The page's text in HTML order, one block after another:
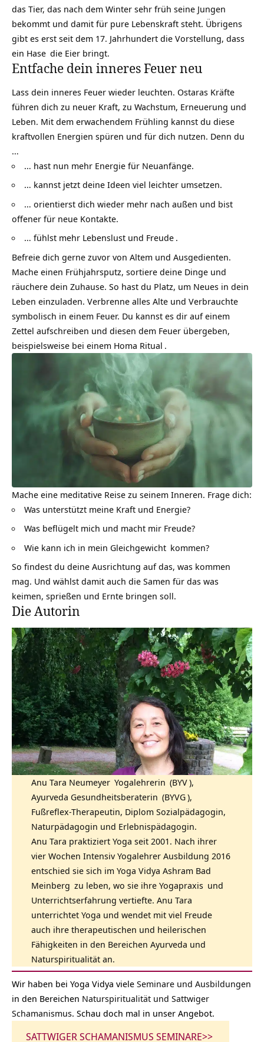
das Tier, das nach dem Winter sehr früh seine Jungen
bekommt und damit für pure Lebenskraft steht. Übrigens
gibt es erst seit dem 17. Jahrhundert die Vorstellung, dass
ein Hase die Eier bringt.
Entfache dein inneres Feuer neu
Lass dein inneres Feuer wieder leuchten. Ostaras Kräfte
führen dich zu neuer Kraft, zu Wachstum, Erneuerung und
Leben. Mit dem erwachendem Frühling kannst du diese
kraftvollen Energien spüren und für dich nutzen. Denn du
…
… hast nun mehr Energie für Neuanfänge.
… kannst jetzt deine Ideen viel leichter umsetzen.
… orientierst dich wieder mehr nach außen und bist
offener für neue Kontakte.
… fühlst mehr Lebenslust und Freude .
Befreie dich gerne zuvor von Altem und Ausgedienten.
Mache einen Frühjahrsputz, sortiere deine Dinge und
räuchere dein Zuhause. So hast du Platz, um Neues in dein
Leben einzuladen. Verbrenne alles Alte und Verbrauchte
symbolisch in einem Feuer. Du kannst es dir auf einem
Zettel aufschreiben und diesen dem Feuer übergeben,
beispielsweise bei einem Homa Ritual .
Mache eine meditative Reise zu seinem Inneren. Frage dich:
Was unterstützt meine Kraft und Energie?
Was beflügelt mich und macht mir Freude?
Wie kann ich in mein Gleichgewicht kommen?
So findest du deine Ausrichtung auf das, was kommen
mag. Und wählst damit auch die Samen für das was
keimen, sprießen und Ernte bringen soll.
Die Autorin
Anu Tara Neumeyer Yogalehrerin (BYV),
Ayurveda Gesundheitsberaterin (BYVG),
Fußreflex-Therapeutin, Diplom Sozialpädagogin,
Naturpädagogin und Erlebnispädagogin.
Anu Tara praktiziert Yoga seit 2001. Nach ihrer
vier Wochen Intensiv Yogalehrer Ausbildung 2016
entschied sie sich im Yoga Vidya Ashram Bad
Meinberg zu leben, wo sie ihre Yogapraxis und
Unterrichtserfahrung vertiefte. Anu Tara
unterrichtet Yoga und wendet mit viel Freude
auch ihre therapeutischen und heilerischen
Fähigkeiten in den Bereichen Ayurveda und
Naturspiritualität an.
Wir haben bei Yoga Vidya viele Seminare und Ausbildungen
in den Bereichen Naturspiritualität und Sattwiger
Schamanismus. Schau doch mal in unser Angebot.
SATTWIGER SCHAMANISMUS SEMINARE>>